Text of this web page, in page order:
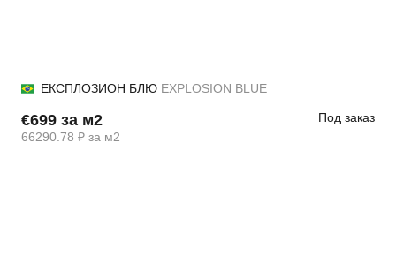
ЕКСПЛОЗИОН БЛЮ EXPLOSION BLUE
€699 за м2
66290.78 ₽ за м2
Под заказ